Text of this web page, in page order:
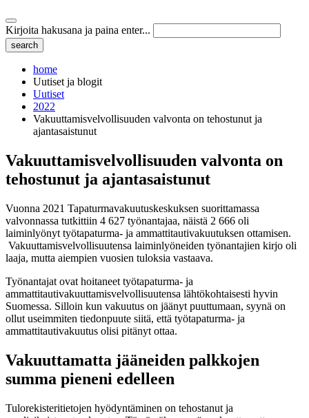
Kirjoita hakusana ja paina enter...
home
Uutiset ja blogit
Uutiset
2022
Vakuuttamisvelvollisuuden valvonta on tehostunut ja
ajantasaistunut
Vakuuttamisvelvollisuuden valvonta on
tehostunut ja ajantasaistunut
Vuonna 2021 Tapaturmavakuutuskeskuksen suorittamassa
valvonnassa tutkittiin 4 627 työnantajaa, näistä 2 666 oli
laiminlyönyt työtapaturma- ja ammattitautivakuutuksen ottamisen.
Vakuuttamisvelvollisuutensa laiminlyöneiden työnantajien kirjo oli
laaja, mutta aiempien vuosien tuloksia vastaava.
Työnantajat ovat hoitaneet työtapaturma- ja
ammattitautivakuuttamisvelvollisuutensa lähtökohtaisesti hyvin
Suomessa. Silloin kun vakuutus on jäänyt puuttumaan, syynä on
ollut useimmiten tiedonpuute siitä, että työtapaturma- ja
ammattitautivakuutus olisi pitänyt ottaa.
Vakuuttamatta jääneiden palkkojen
summa pieneni edelleen
Tulorekisteritietojen hyödyntäminen on tehostanut ja